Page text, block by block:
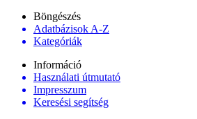
Böngészés
Adatbázisok A-Z
Kategóriák
Információ
Használati útmutató
Impresszum
Keresési segítség